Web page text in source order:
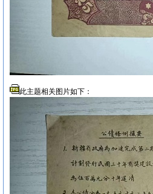
此主题相关图片如下：